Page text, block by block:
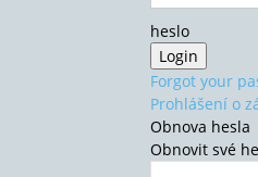
heslo
Forgot your
Prohlášení o
Obnova hesla
Obnovit své